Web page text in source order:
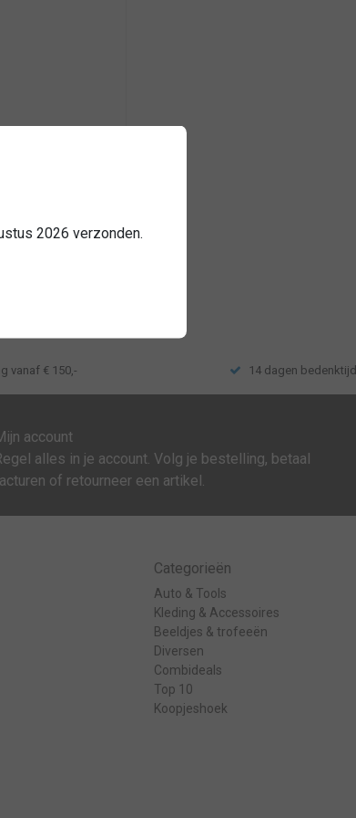
vanaf € 150,- 14 dagen bedenktijd
account
alles in je account. Volg je bestelling, betaal
of retourneer een artikel.
Categorieën
Auto & Tools
Kleding & Accessoires
Beeldjes & trofeeën
Diversen
Combideals
Top 10
Koopjeshoek
2026 verzonden.